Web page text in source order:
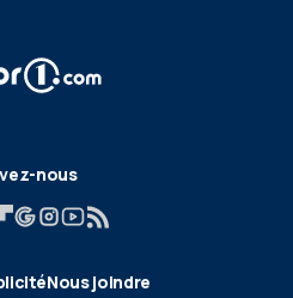
nous
Nous joindre